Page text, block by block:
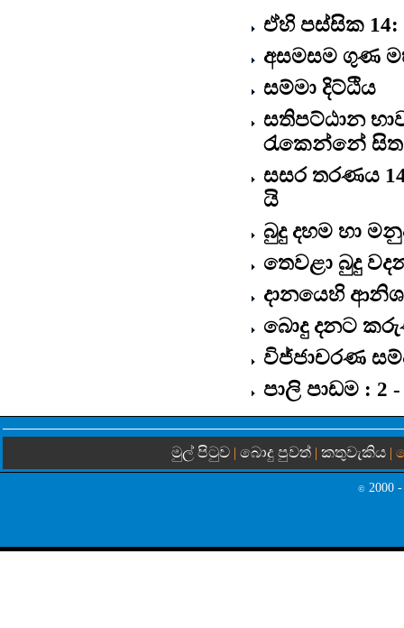
ඒහි පස්සික
අසමසම ගුණ
සම්මා දිට්ඨිය
සතිපට්ඨාන
රැකෙන්නේ
සසර තරණය
යි
බුදු දහම හා
තෙවළා බුදු
දානයෙහි
බොදු දනට
විජ්ජාචරණ
පාලි පාඩම :
මුල් පිටුව | බොදු පුවත් | කතුවැකිය |
© 2000